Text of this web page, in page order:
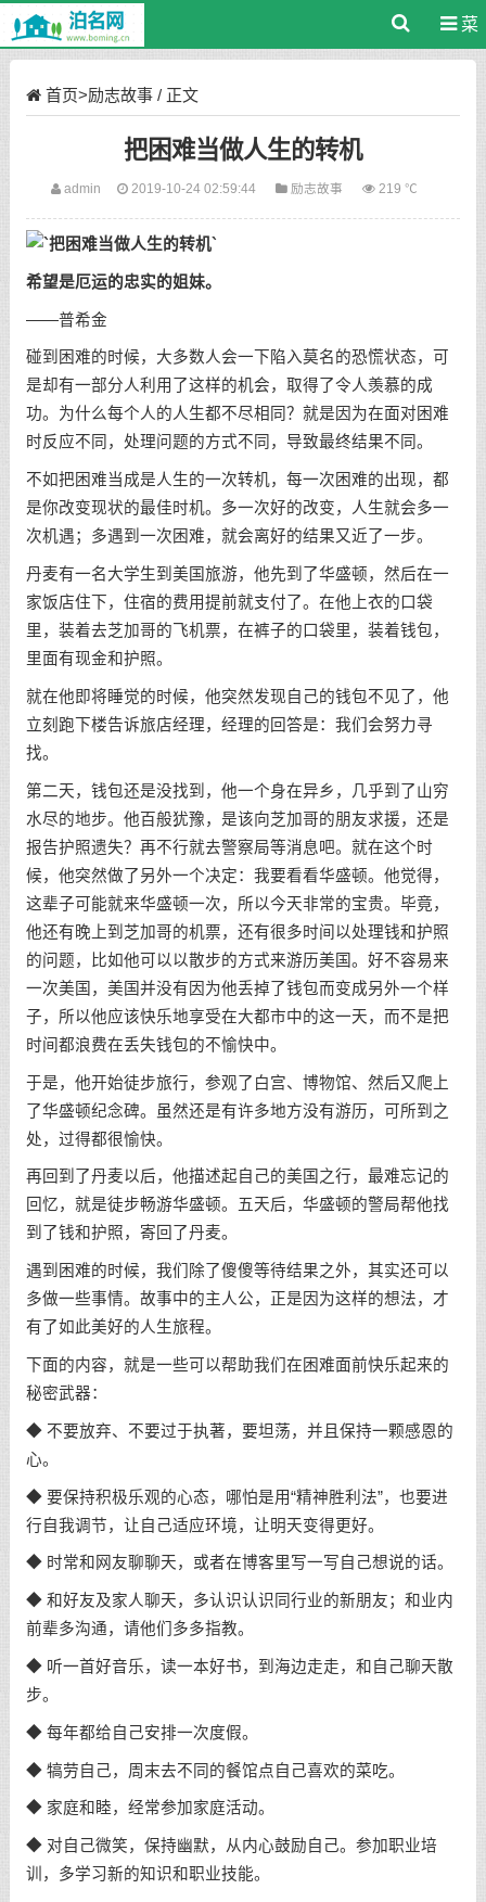
菜
首页>励志故事/ 正文
把困难当做人生的转机
admin 2019-10-24 02:59:44 励志故事 219 ℃
希望是厄运的忠实的姐妹。
——普希金
碰到困难的时候，大多数人会一下陷入莫名的恐慌状态，可
是却有一部分人利用了这样的机会，取得了令人羡慕的成
功。为什么每个人的人生都不尽相同？就是因为在面对困难
时反应不同，处理问题的方式不同，导致最终结果不同。
不如把困难当成是人生的一次转机，每一次困难的出现，都
是你改变现状的最佳时机。多一次好的改变，人生就会多一
次机遇；多遇到一次困难，就会离好的结果又近了一步。
丹麦有一名大学生到美国旅游，他先到了华盛顿，然后在一
家饭店住下，住宿的费用提前就支付了。在他上衣的口袋
里，装着去芝加哥的飞机票，在裤子的口袋里，装着钱包，
里面有现金和护照。
就在他即将睡觉的时候，他突然发现自己的钱包不见了，他
立刻跑下楼告诉旅店经理，经理的回答是：我们会努力寻
找。
第二天，钱包还是没找到，他一个身在异乡，几乎到了山穷
水尽的地步。他百般犹豫，是该向芝加哥的朋友求援，还是
报告护照遗失？再不行就去警察局等消息吧。就在这个时
候，他突然做了另外一个决定：我要看看华盛顿。他觉得，
这辈子可能就来华盛顿一次，所以今天非常的宝贵。毕竟，
他还有晚上到芝加哥的机票，还有很多时间以处理钱和护照
的问题，比如他可以以散步的方式来游历美国。好不容易来
一次美国，美国并没有因为他丢掉了钱包而变成另外一个样
子，所以他应该快乐地享受在大都市中的这一天，而不是把
时间都浪费在丢失钱包的不愉快中。
于是，他开始徒步旅行，参观了白宫、博物馆、然后又爬上
了华盛顿纪念碑。虽然还是有许多地方没有游历，可所到之
处，过得都很愉快。
再回到了丹麦以后，他描述起自己的美国之行，最难忘记的
回忆，就是徒步畅游华盛顿。五天后，华盛顿的警局帮他找
到了钱和护照，寄回了丹麦。
遇到困难的时候，我们除了傻傻等待结果之外，其实还可以
多做一些事情。故事中的主人公，正是因为这样的想法，才
有了如此美好的人生旅程。
下面的内容，就是一些可以帮助我们在困难面前快乐起来的
秘密武器：
◆ 不要放弃、不要过于执著，要坦荡，并且保持一颗感恩的
心。
◆ 要保持积极乐观的心态，哪怕是用“精神胜利法”，也要进
行自我调节，让自己适应环境，让明天变得更好。
◆ 时常和网友聊聊天，或者在博客里写一写自己想说的话。
◆ 和好友及家人聊天，多认识认识同行业的新朋友；和业内
前辈多沟通，请他们多多指教。
◆ 听一首好音乐，读一本好书，到海边走走，和自己聊天散
步。
◆ 每年都给自己安排一次度假。
◆ 犒劳自己，周末去不同的餐馆点自己喜欢的菜吃。
◆ 家庭和睦，经常参加家庭活动。
◆ 对自己微笑，保持幽默，从内心鼓励自己。参加职业培
训，多学习新的知识和职业技能。